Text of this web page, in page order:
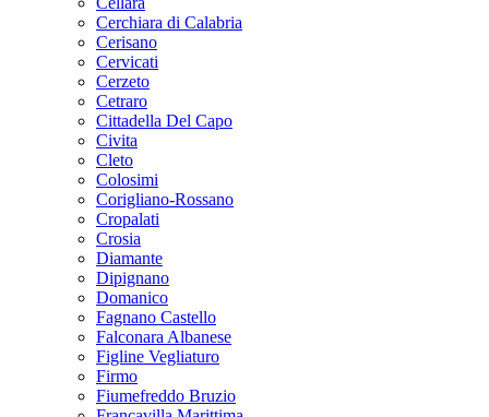
Cerchiara di Calabria
Cerisano
Cervicati
Cerzeto
Cetraro
Cittadella Del Capo
Civita
Cleto
Colosimi
Corigliano-Rossano
Cropalati
Crosia
Diamante
Dipignano
Domanico
Fagnano Castello
Falconara Albanese
Figline Vegliaturo
Firmo
Fiumefreddo Bruzio